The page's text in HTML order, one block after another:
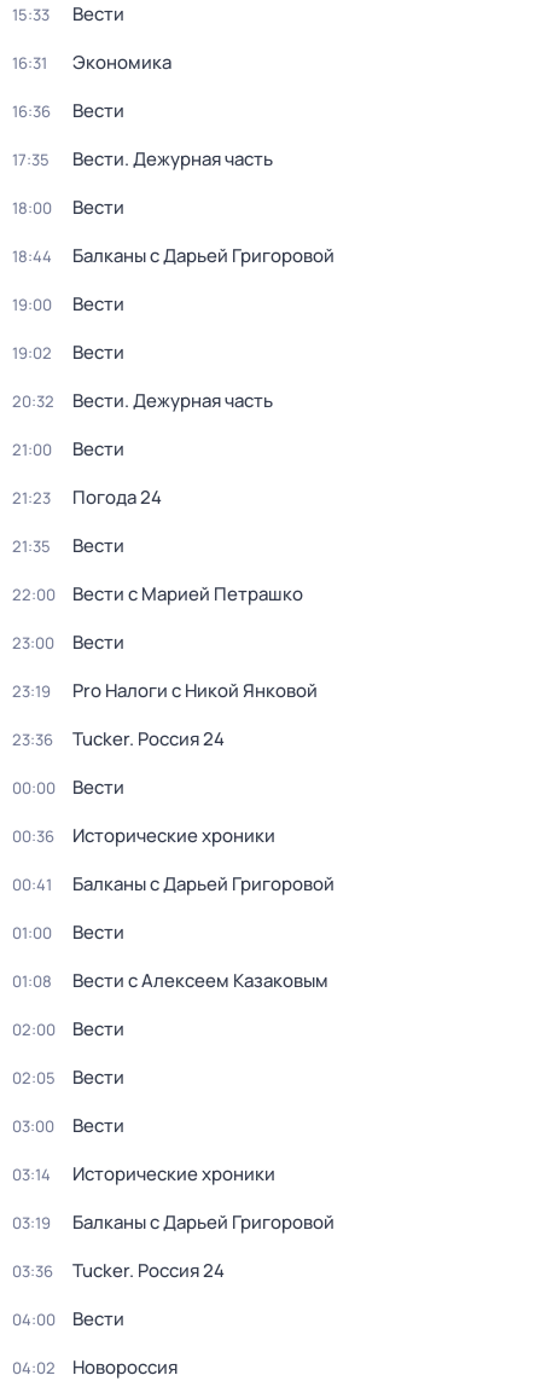
15:33 Вести
16:31 Экономика
16:36 Вести
17:35 Вести. Дежурная часть
18:00 Вести
18:44 Балканы с Дарьей Григоровой
19:00 Вести
19:02 Вести
20:32 Вести. Дежурная часть
21:00 Вести
21:23 Погода 24
21:35 Вести
22:00 Вести с Марией Петрашко
23:00 Вести
23:19 Pro Налоги с Никой Янковой
23:36 Tucker. Россия 24
00:00 Вести
00:36 Исторические хроники
00:41 Балканы с Дарьей Григоровой
01:00 Вести
01:08 Вести с Алексеем Казаковым
02:00 Вести
02:05 Вести
03:00 Вести
03:14 Исторические хроники
03:19 Балканы с Дарьей Григоровой
03:36 Tucker. Россия 24
04:00 Вести
04:02 Новороссия